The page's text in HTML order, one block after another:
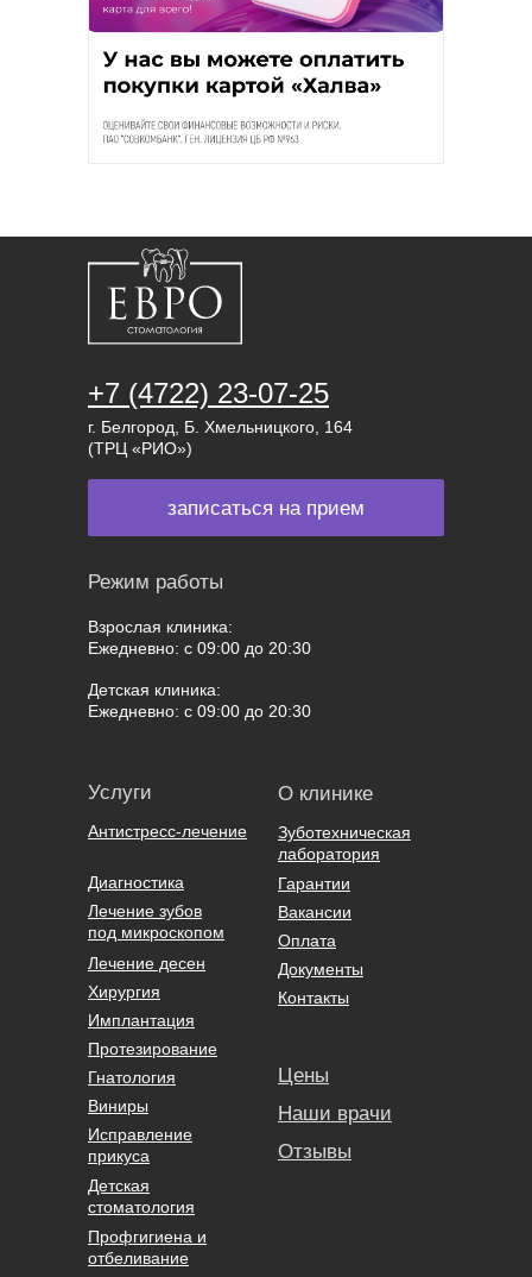
Взрослая клиника:
Ежедневно: с 09:00 до 20:30
Детская клиника:
Ежедневно: с 09:00 до 20:30
Режим работы
г. Белгород, Б. Хмельницкого, 164
(ТРЦ «РИО»)
+7 (4722) 23-07-25
записаться на прием
Антистресс-лечение
Диагностика
Лечение зубов
под микроскопом
Лечение десен
Хирургия
Имплантация
Протезирование
Гнатология
Исправление
прикуса
Виниры
Профгигиена и
отбеливание
Детская
стоматология
Услуги
Зуботехническая
лаборатория
Гарантии
Вакансии
Оплата
Документы
О клинике
Цены
Наши врачи
Отзывы
Контакты